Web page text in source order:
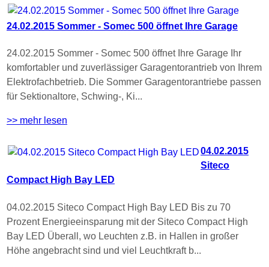
24.02.2015 Sommer - Somec 500 öffnet Ihre Garage
24.02.2015 Sommer - Somec 500 öffnet Ihre Garage Ihr
komfortabler und zuverlässiger Garagentorantrieb von Ihrem
Elektrofachbetrieb. Die Sommer Garagentorantriebe passen
für Sektionaltore, Schwing-, Ki...
>> mehr lesen
04.02.2015
Siteco
Compact High Bay LED
04.02.2015 Siteco Compact High Bay LED Bis zu 70
Prozent Energieeinsparung mit der Siteco Compact High
Bay LED Überall, wo Leuchten z.B. in Hallen in großer
Höhe angebracht sind und viel Leuchtkraft b...